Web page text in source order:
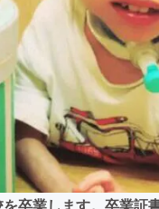
CAMPFIRE for
CAMPFIREふるさ